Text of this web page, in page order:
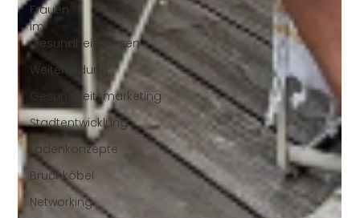
Frauen
im
Gesundheitswesen
Weiterbildung
Gesundheitsmarketing
Stadtentwicklung
Ladenkonzepte
Bruchköbel
Networking